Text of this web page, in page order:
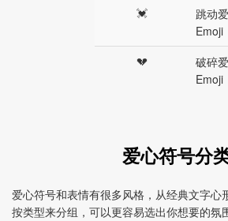
💓
跳动
Emoji
💔
破碎
Emoji
爱心符号分
爱心符号和表情有很多风格，从经典文字心
按类型来分组，可以更容易选出你想要的